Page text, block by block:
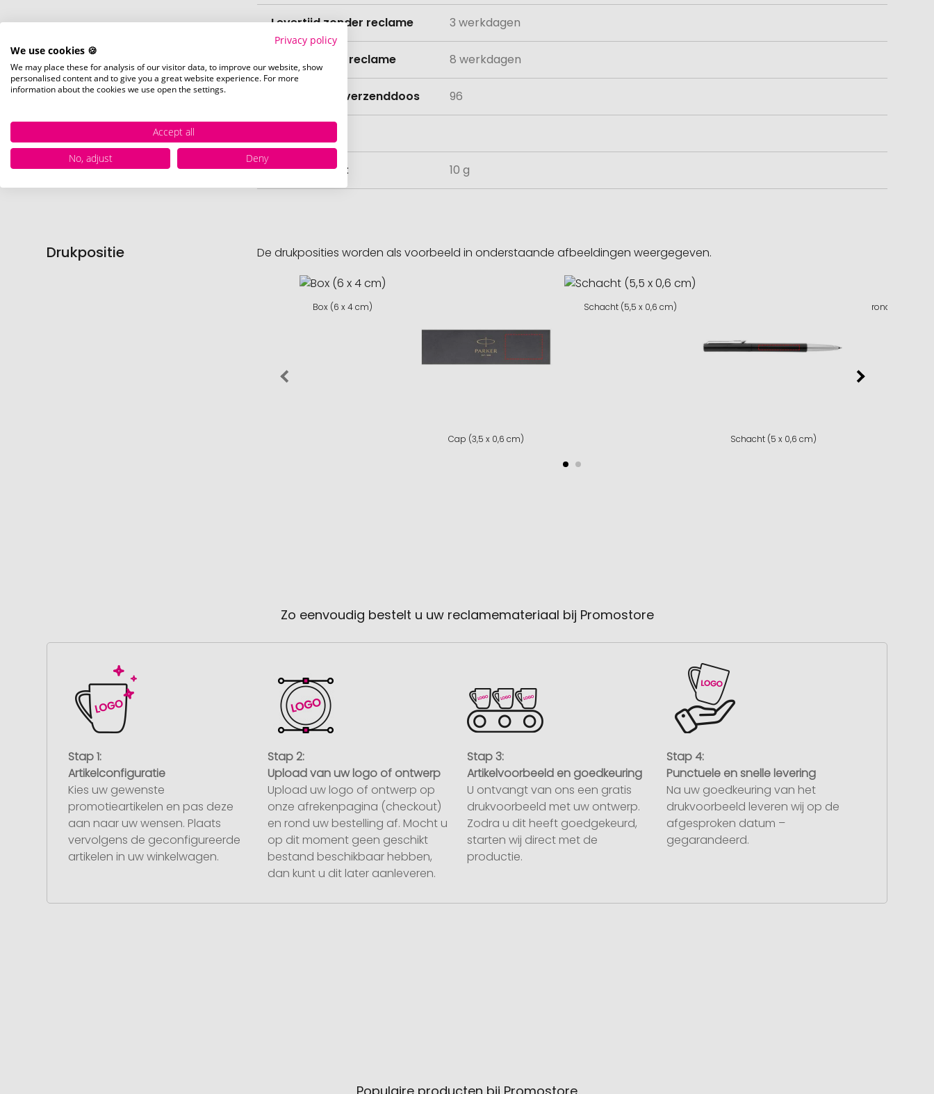
Levertijd zonder reclame 3 werkdagen
Levertijd met reclame 8 werkdagen
Hoeveelheid verzenddoos 96
Nettogewicht 10 g
Drukpositie De drukposities worden als voorbeeld in onderstaande afbeeldingen weergegeven.
Box (6 x 4 cm)
Cap (3,5 x 0,6 cm)
Schacht (5,5 x 0,6 cm)
Schacht (5 x 0,6 cm)
rondom (4,5 x
Zo eenvoudig bestelt u uw reclamemateriaal bij Promostore
Stap 1:
Artikelconfiguratie
Kies uw gewenste
promotieartikelen en pas deze
aan naar uw wensen. Plaats
vervolgens de geconfigureerde
artikelen in uw winkelwagen.
Stap 2:
Upload van uw logo of ontwerp
Upload uw logo of ontwerp op
onze afrekenpagina (checkout)
en rond uw bestelling af. Mocht u
op dit moment geen geschikt
bestand beschikbaar hebben,
dan kunt u dit later aanleveren.
Stap 3:
Artikelvoorbeeld en goedkeuring
U ontvangt van ons een gratis
drukvoorbeeld met uw ontwerp.
Zodra u dit heeft goedgekeurd,
starten wij direct met de
productie.
Stap 4:
Punctuele en snelle levering
Na uw goedkeuring van het
drukvoorbeeld leveren wij op de
afgesproken datum –
gegarandeerd.
Privacy policy
We use cookies 🍪
We may place these for analysis of our visitor data, to improve our website, show
personalised content and to give you a great website experience. For more
information about the cookies we use open the settings.
Accept all
No, adjust
Deny